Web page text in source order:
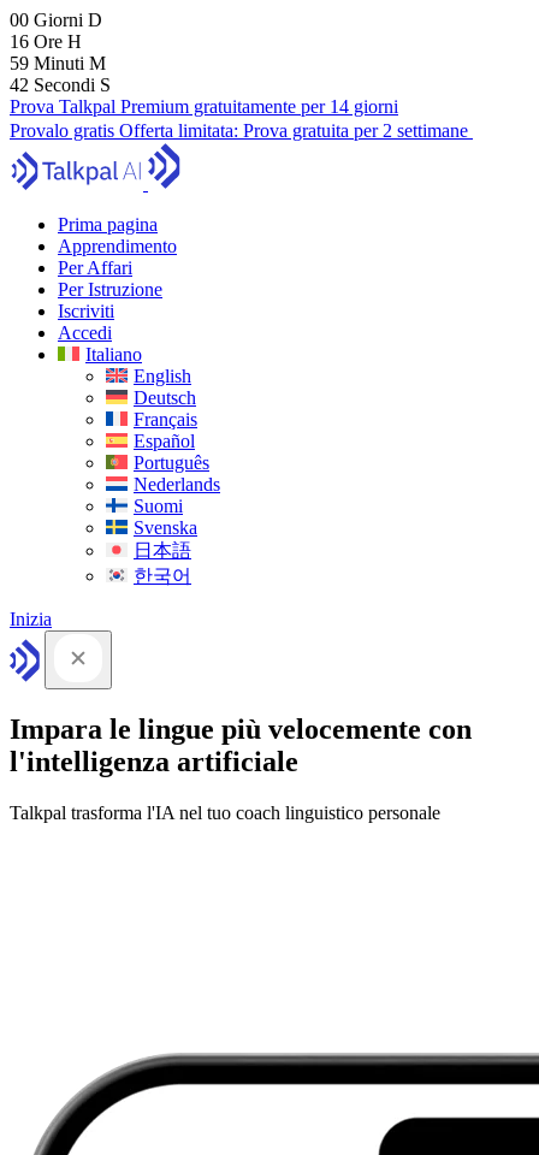
00 Giorni D
16 Ore H
59 Minuti M
40 Secondi S
Prova Talkpal Premium gratuitamente per 14 giorni
Provalo gratis Offerta limitata: Prova gratuita per 2 settimane
Prima pagina
Apprendimento
Per Affari
Per Istruzione
Iscriviti
Accedi
Italiano
English
Deutsch
Français
Español
Português
Nederlands
Suomi
Svenska
日本語
한국어
Inizia
Impara le lingue più velocemente con
l'intelligenza artificiale
Talkpal trasforma l'IA nel tuo coach linguistico personale